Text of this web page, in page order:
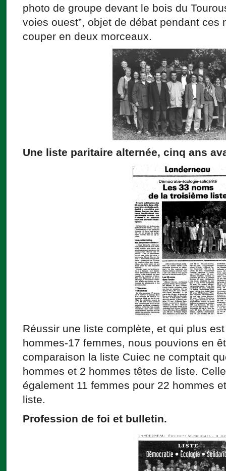
photo de groupe devant le bois du
voies ouest”, objet de débat pendant ces
couper en deux morceaux.
Une liste paritaire alternée, cinq ans
Réussir une liste complète, et qui plus
hommes-17 femmes, nous pouvions en
comparaison la liste Cuiec ne comptait
hommes et 2 hommes têtes de liste.
également 11 femmes pour 22 hommes
liste.
Profession de foi et bulletin.